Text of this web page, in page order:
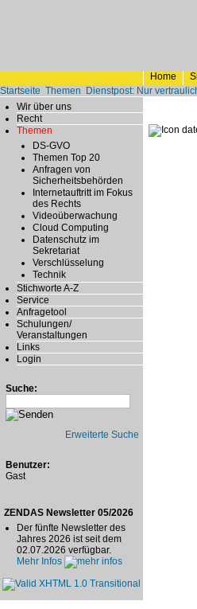
Home
Startseite Themen
Dienstpost: Nur
Wir über uns
Recht
Themen
DS-GVO
Themen Top 20
Anfragen von
Sicherheitsbehörden
Internetauftritt im Fokus
des Rechts
Videoüberwachung
Cloud Computing
Datenschutz im
Sekretariat
Verschlüsselung
Technik
Stichworte A-Z
Service
Anfragetool
Schulungen/
Veranstaltungen
Links
Login
Suche:
Erweiterte Suche
Benutzer:
Gast
ZENDAS Newsletter 05/2026
Der fünfte Newsletter des
Jahres 2026 ist seit dem
02.07.2026 verfügbar.
Mehr Infos